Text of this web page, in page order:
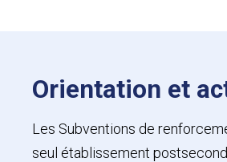
Orientation et
Les Subventions de
seul établissement